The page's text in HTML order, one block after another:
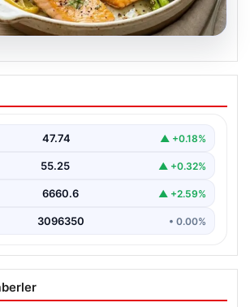
ve omega-3 deposu:
kuşkonmazlı somon
47.74 ▲ +0.18%
55.25 ▲ +0.32%
6660.6 ▲ +2.59%
3096350 • 0.00%